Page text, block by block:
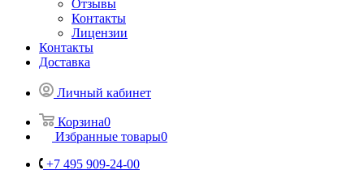
Отзывы
Контакты
Лицензии
Контакты
Доставка
Личный кабинет
Корзина0
Избранные товары0
+7 495 909-24-00